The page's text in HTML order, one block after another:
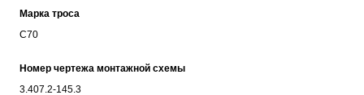
Марка троса
С70
Номер чертежа монтажной схемы
3.407.2-145.3